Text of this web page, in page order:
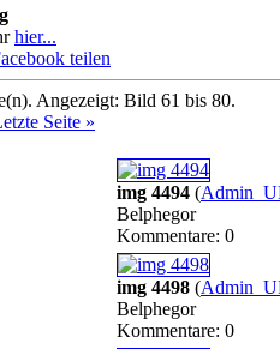
hier...
teilen
Angezeigt: Bild 61 bis 80.
Seite »
img 4494 (
Belphegor
Kommentare: 0
img 4498 (
Belphegor
Kommentare: 0